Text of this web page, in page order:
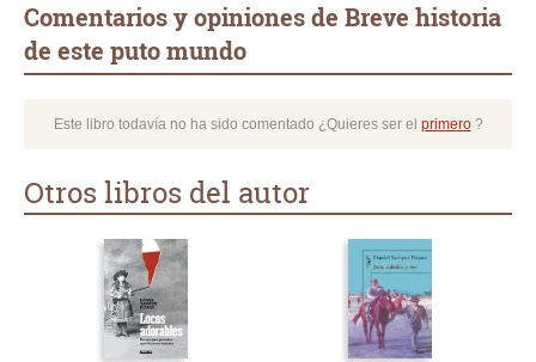
Comentarios y opiniones de Breve historia
de este puto mundo
Este libro todavía no ha sido comentado ¿Quieres ser el primero?
Otros libros del autor